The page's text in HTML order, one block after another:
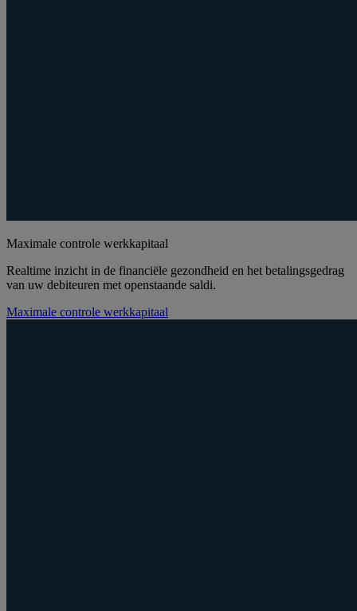
Maximale controle werkkapitaal
Realtime inzicht in de financiële gezondheid en het betalingsgedrag
van uw debiteuren met openstaande saldi.
Maximale controle werkkapitaal